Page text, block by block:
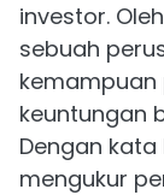
investor.
sebuah
kemampuan
keuntungan
Dengan kata
mengukur